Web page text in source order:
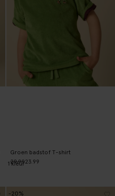
Groen badstof T-shirt
29.9923.99
1kleur
-20%